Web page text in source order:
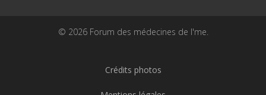
© 2026 Forum des médecines de l'me.
Crédits photos